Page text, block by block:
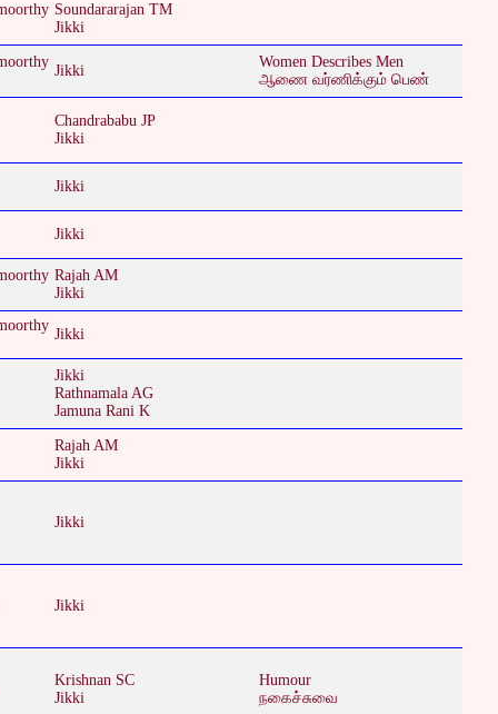
Soundararajan TM
Jikki
Jikki
Women Describes Men
ஆணை வர்ணிக்கும் பெண்
Chandrababu JP
Jikki
Jikki
Jikki
Rajah AM
Jikki
Jikki
Jikki
Rathnamala AG
Jamuna Rani K
Rajah AM
Jikki
Jikki
Jikki
Krishnan SC
Jikki
Humour
நகைச்சுவை